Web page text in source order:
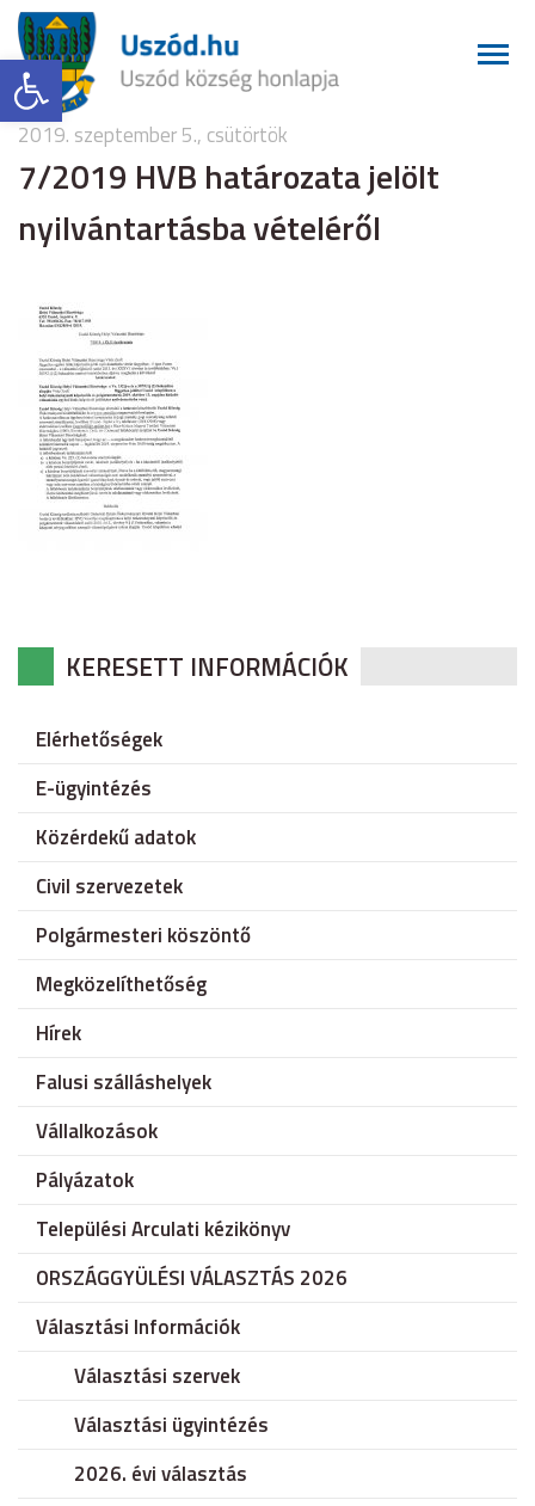
Eszköztár megnyitása
2019. szeptember 5., csütörtök
7/2019 HVB határozata jelölt
nyilvántartásba vételéről
KERESETT INFORMÁCIÓK
Elérhetőségek
E-ügyintézés
Közérdekű adatok
Civil szervezetek
Polgármesteri köszöntő
Megközelíthetőség
Hírek
Falusi szálláshelyek
Vállalkozások
Pályázatok
Települési Arculati kézikönyv
ORSZÁGGYÜLÉSI VÁLASZTÁS 2026
Választási Információk
Választási szervek
Választási ügyintézés
2026. évi választás